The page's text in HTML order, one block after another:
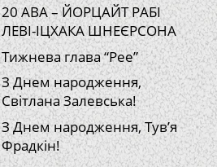
20 АВА – ЙОРЦАЙТ РАБІ
ЛЕВІ-ІЦХАКА ШНЕЄРСОНА
Тижнева глава “Рее”
З Днем народження,
Світлана Залевська!
З Днем народження, Тув’я
Фрадкін!